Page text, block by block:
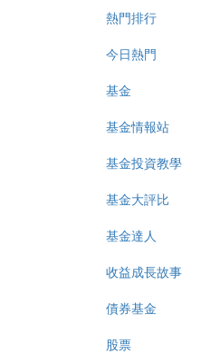
熱門排行
今日熱門
基金
基金情報站
基金投資教學
基金大評比
基金達人
收益成長故事
債券基金
股票